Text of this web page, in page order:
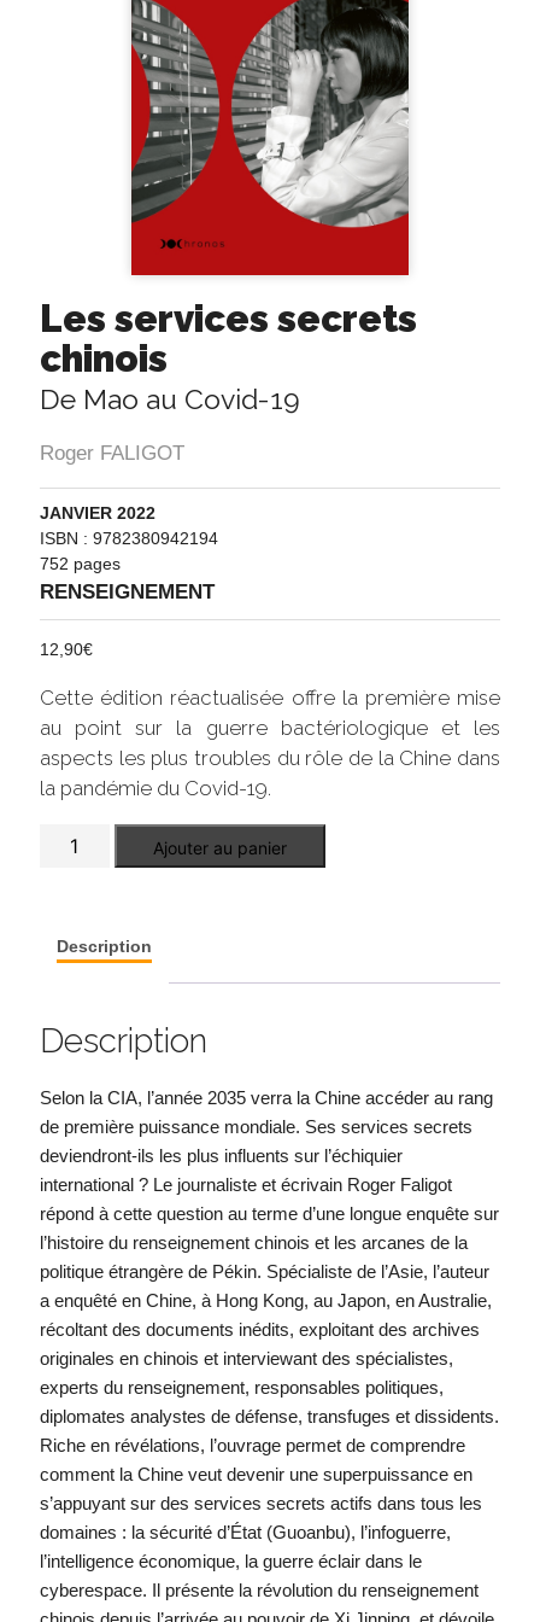
Les services secrets
chinois
De Mao au Covid-19
Roger FALIGOT
JANVIER 2022
ISBN : 9782380942194
752 pages
RENSEIGNEMENT
12,90€
Cette édition réactualisée offre la première mise
au point sur la guerre bactériologique et les
aspects les plus troubles du rôle de la Chine dans
la pandémie du Covid-19.
Ajouter au panier
Description
Description
Selon la CIA, l’année 2035 verra la Chine accéder au rang
de première puissance mondiale. Ses services secrets
deviendront-ils les plus influents sur l’échiquier
international ? Le journaliste et écrivain Roger Faligot
répond à cette question au terme d’une longue enquête sur
l’histoire du renseignement chinois et les arcanes de la
politique étrangère de Pékin. Spécialiste de l’Asie, l’auteur
a enquêté en Chine, à Hong Kong, au Japon, en Australie,
récoltant des documents inédits, exploitant des archives
originales en chinois et interviewant des spécialistes,
experts du renseignement, responsables politiques,
diplomates analystes de défense, transfuges et dissidents.
Riche en révélations, l’ouvrage permet de comprendre
comment la Chine veut devenir une superpuissance en
s’appuyant sur des services secrets actifs dans tous les
domaines : la sécurité d’État (Guoanbu), l’infoguerre,
l’intelligence économique, la guerre éclair dans le
cyberespace. Il présente la révolution du renseignement